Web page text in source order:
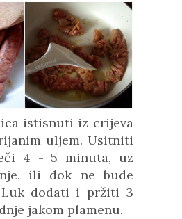
istisnuti iz crijeva
uljem. Usitniti
4 - 5 minuta, uz
ili dok ne bude
Luk dodati i pržiti 3
jakom plamenu.